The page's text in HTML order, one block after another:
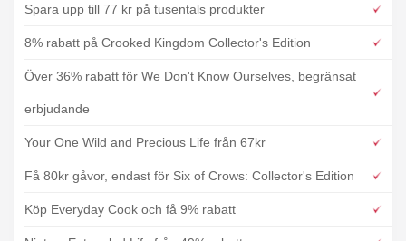
Spara upp till 77 kr på tusentals produkter
8% rabatt på Crooked Kingdom Collector's Edition
Över 36% rabatt för We Don't Know Ourselves, begränsat
erbjudande
Your One Wild and Precious Life från 67kr
Få 80kr gåvor, endast för Six of Crows: Collector's Edition
Köp Everyday Cook och få 9% rabatt